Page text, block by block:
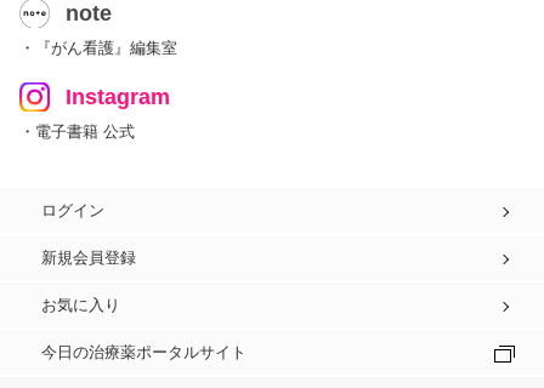
note
・『がん看護』編集室
Instagram
・電子書籍 公式
ログイン
新規会員登録
お気に入り
今日の治療薬ポータルサイト